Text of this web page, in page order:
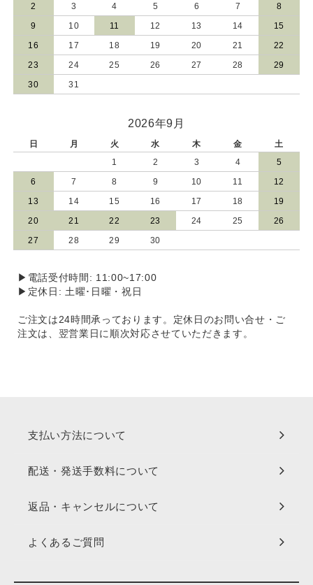
2 3 4 5 6 7 8
9 10 11 12 13 14 15
16 17 18 19 20 21 22
23 24 25 26 27 28 29
30 31
2026年9月
日 月 火 水 木 金
土
1
2 3 4 5
6 7 8 9 10 11 12
13 14 15 16 17 18 19
20 21 22 23 24 25 26
27 28 29 30
▶電話受付時間: 11:00~17:00
▶定休日: 土曜･日曜・祝日
ご注文は24時間承っております。定休日のお問い合せ・ご
注文は、翌営業日に順次対応させていただきます。
支払い方法について
配送・発送手数料について
返品・キャンセルについて
よくあるご質問